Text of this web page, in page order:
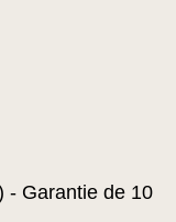
- Garantie de 10